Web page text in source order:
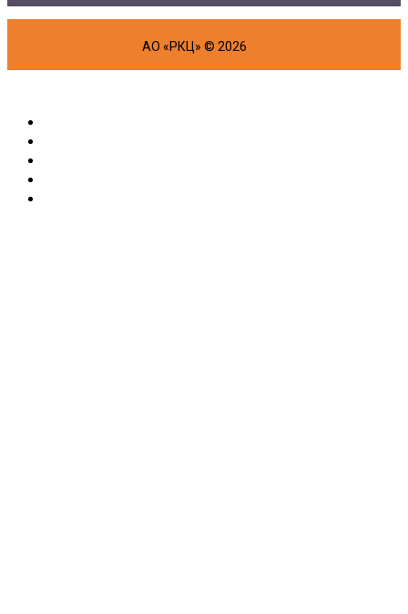
АО «РКЦ» © 2026